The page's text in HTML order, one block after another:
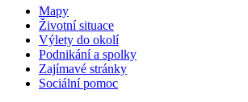
Mapy
Životní situace
Výlety do okolí
Podnikání a spolky
Zajímavé stránky
Sociální pomoc